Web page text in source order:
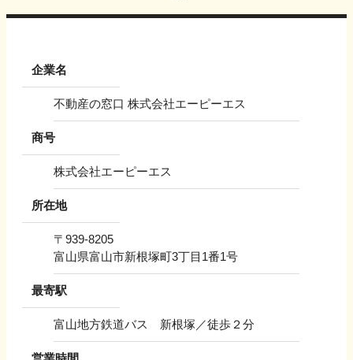
企業名
不動産の窓口 株式会社エーピーエス
商号
株式会社エーピーエス
所在地
〒 939-8205
富山県富山市新根塚町3丁目1番1号
最寄駅
富山地方鉄道バス 新根塚／徒歩２分